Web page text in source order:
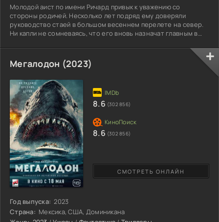
Молодой аист по имени Ричард привык к уважению со
стороны родичей. Несколько лет подряд ему доверяли
руководство стаей в большом весеннем перелете на север.
Ни капли не сомневаясь, что его вновь назначат главным в
берегах большого североафриканского озера. Наслаждаясь
прелестями уютного курорта, Ричард представить не мог,
какие приключения ждут его совсем скоро. Все началось с
прошлый раз
Мегалодон (2023)
Год выпуска: 2023
Страна: Мексика, США, Доминикана
СМОТРЕТЬ ОНЛАЙН
8.6 (302 856)
8.6 (302 856)